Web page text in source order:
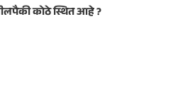
कोठे स्थित आहे ?